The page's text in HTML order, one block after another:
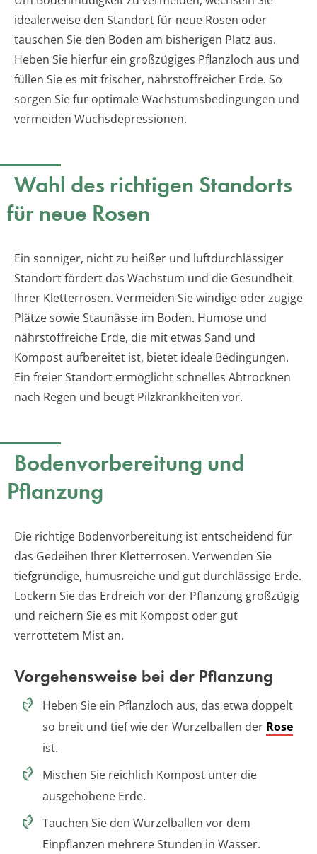
idealerweise den Standort für neue Rosen oder
tauschen Sie den Boden am bisherigen Platz aus.
Heben Sie hierfür ein großzügiges Pflanzloch aus und
füllen Sie es mit frischer, nährstoffreicher Erde. So
sorgen Sie für optimale Wachstumsbedingungen und
vermeiden Wuchsdepressionen.
Wahl des richtigen Standorts
für neue Rosen
Ein sonniger, nicht zu heißer und luftdurchlässiger
Standort fördert das Wachstum und die Gesundheit
Ihrer Kletterrosen. Vermeiden Sie windige oder zugige
Plätze sowie Staunässe im Boden. Humose und
nährstoffreiche Erde, die mit etwas Sand und
Kompost aufbereitet ist, bietet ideale Bedingungen.
Ein freier Standort ermöglicht schnelles Abtrocknen
nach Regen und beugt Pilzkrankheiten vor.
Bodenvorbereitung und
Pflanzung
Die richtige Bodenvorbereitung ist entscheidend für
das Gedeihen Ihrer Kletterrosen. Verwenden Sie
tiefgründige, humusreiche und gut durchlässige Erde.
Lockern Sie das Erdreich vor der Pflanzung großzügig
und reichern Sie es mit Kompost oder gut
verrottetem Mist an.
Vorgehensweise bei der Pflanzung
Heben Sie ein Pflanzloch aus, das etwa doppelt
so breit und tief wie der Wurzelballen der Rose
ist.
Mischen Sie reichlich Kompost unter die
ausgehobene Erde.
Tauchen Sie den Wurzelballen vor dem
Einpflanzen mehrere Stunden in Wasser.